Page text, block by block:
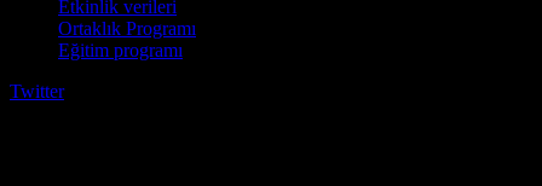
Etkinlik verileri
Ortaklık Programı
Eğitim programı
Twitter